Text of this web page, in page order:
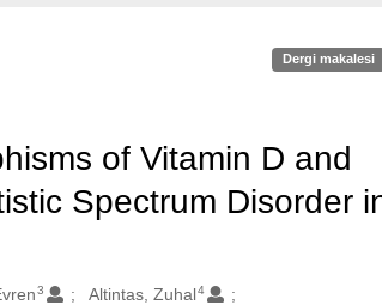
Dergi makalesi
of Vitamin D and
Spectrum Disorder
3 Altintas, Zuhal4